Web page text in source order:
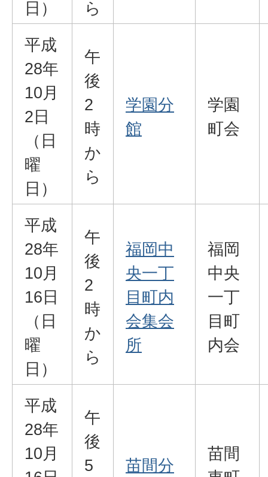
日）
ら
平成
28年
10月
2日
（日
曜
日）
午
後
2
時
か
ら
学園分
館
学園
町会
平成
28年
10月
16日
（日
曜
日）
午
後
2
時
か
ら
福岡中
央一丁
目町内
会集会
所
福岡
中央
一丁
目町
内会
平成
28年
10月
午
後
5
苗間分
苗間